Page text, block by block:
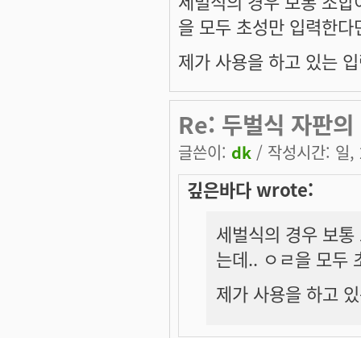
을 모두 초성만 입력한
제가 사용을 하고 있는
Re: 두벌식 자판의
글쓴이: dk / 작성시간: 일
깊은바다 wrote:
세벌식의 경우 보
는데.. ㅇㄹ을 모두
제가 사용을 하고